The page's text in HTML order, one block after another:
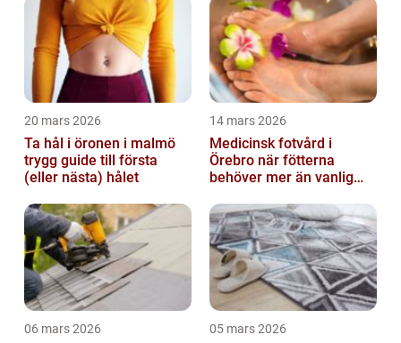
20 mars 2026
Ta hål i öronen i malmö
trygg guide till första
(eller nästa) hålet
14 mars 2026
Medicinsk fotvård i
Örebro när fötterna
behöver mer än vanlig
06 mars 2026 05 mars 2026